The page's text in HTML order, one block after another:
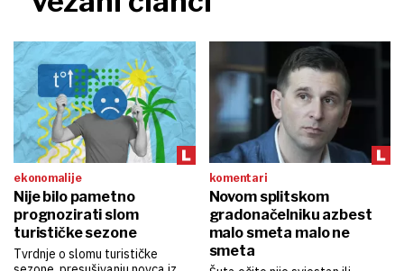
ekonomalije
Nije bilo pametno
prognozirati slom
turističke sezone
Tvrdnje o slomu turističke
komentari
Novom splitskom
gradonačelniku azbest
malo smeta malo ne
smeta